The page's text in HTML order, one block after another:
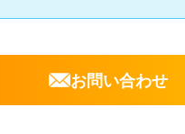
お問い合わせ